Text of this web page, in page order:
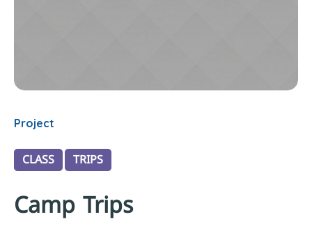
Project
CLASS TRIPS
Camp Trips